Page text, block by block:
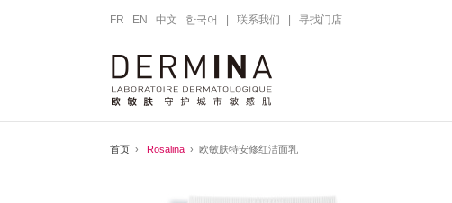
FR EN 中文 한국어 联系我们 寻找门店
首页 › Rosalina › 欧敏肤特安修红洁面乳